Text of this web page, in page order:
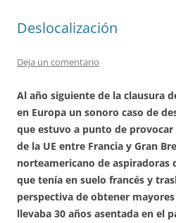
Deslocalización
Deja un comentario
Al año siguiente de la clausura
en Europa un sonoro caso de
que estuvo a punto de
de la UE entre Francia y Gran
norteamericano de aspiradoras
que tenía en suelo francés y
perspectiva de obtener
llevaba 30 años asentada en el